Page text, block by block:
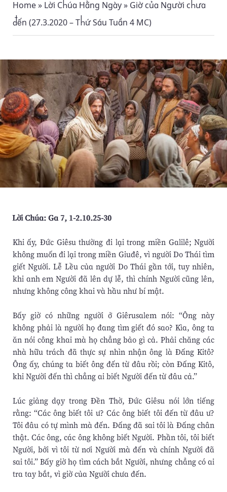
Home» Lời Chúa Hằng Ngày» Giờ của Người chưa
đến (27.3.2020 – Thứ Sáu Tuần 4 MC)
Lời Chúa: Ga 7, 1-2.10.25-30
Khi ấy, Ðức Giêsu thường đi lại trong miền Galilê; Người
không muốn đi lại trong miền Giuđê, vì người Do Thái tìm
giết Người. Lễ Lều của người Do Thái gần tới, tuy nhiên,
khi anh em Người đã lên dự lễ, thì chính Người cũng lên,
nhưng không công khai và hầu như bí mật.
Bấy giờ có những người ở Giêrusalem nói: “Ông này
không phải là người họ đang tìm giết đó sao? Kìa, ông ta
ăn nói công khai mà họ chẳng bảo gì cả. Phải chăng các
nhà hữu trách đã thực sự nhìn nhận ông là Ðấng Kitô?
Ông ấy, chúng ta biết ông đến từ đâu rồi; còn Ðấng Kitô,
khi Người đến thì chẳng ai biết Người đến từ đâu cả.”
Lúc giảng dạy trong Ðền Thờ, Ðức Giêsu nói lớn tiếng
rằng: “Các ông biết tôi ư? Các ông biết tôi đến từ đâu ư?
Tôi đâu có tự mình mà đến. Ðấng đã sai tôi là Ðấng chân
thật. Các ông, các ông không biết Người. Phần tôi, tôi biết
Người, bởi vì tôi từ nơi Người mà đến và chính Người đã
sai tôi.” Bấy giờ họ tìm cách bắt Người, nhưng chẳng có ai
tra tay bắt, vì giờ của Người chưa đến.